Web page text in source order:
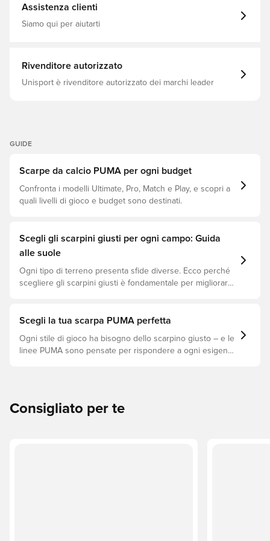
Ground), PUMA Eclipse, Nero, 100%Synthetic Pu
Assistenza clienti
Siamo qui per aiutarti
Rivenditore autorizzato
Unisport è rivenditore autorizzato dei marchi leader
GUIDE
Scarpe da calcio PUMA per ogni budget
Confronta i modelli Ultimate, Pro, Match e Play, e scopri a
quali livelli di gioco e budget sono destinati.
Scegli gli scarpini giusti per ogni campo: Guida
alle suole
Ogni tipo di terreno presenta sfide diverse. Ecco perché
scegliere gli scarpini giusti è fondamentale per migliorare
tipo di superficie!
Scegli la tua scarpa PUMA perfetta
Ogni stile di gioco ha bisogno dello scarpino giusto – e le
linee PUMA sono pensate per rispondere a ogni esigenza
Consigliato per te